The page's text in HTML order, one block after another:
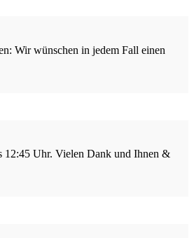
Wir wünschen in jedem Fall einen
12:45 Uhr. Vielen Dank und Ihnen &